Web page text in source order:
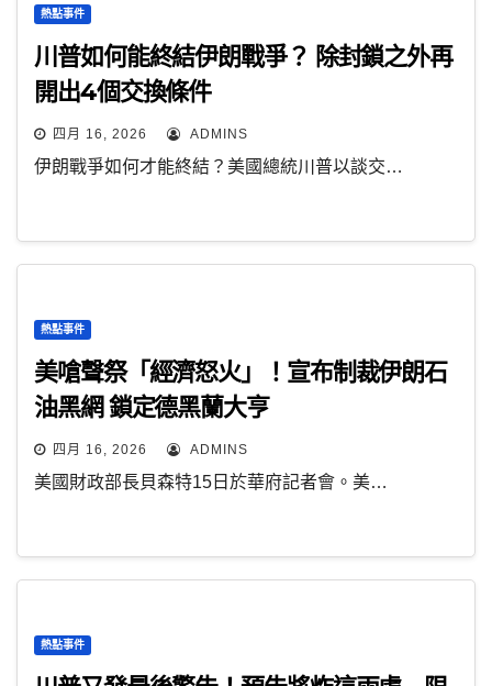
熱點事件
川普如何能終結伊朗戰爭？ 除封鎖之外再
開出4個交換條件
四月 16, 2026 ADMINS
伊朗戰爭如何才能終結？美國總統川普以談交…
熱點事件
美嗆聲祭「經濟怒火」！宣布制裁伊朗石
油黑網 鎖定德黑蘭大亨
四月 16, 2026 ADMINS
美國財政部長貝森特15日於華府記者會。美…
熱點事件